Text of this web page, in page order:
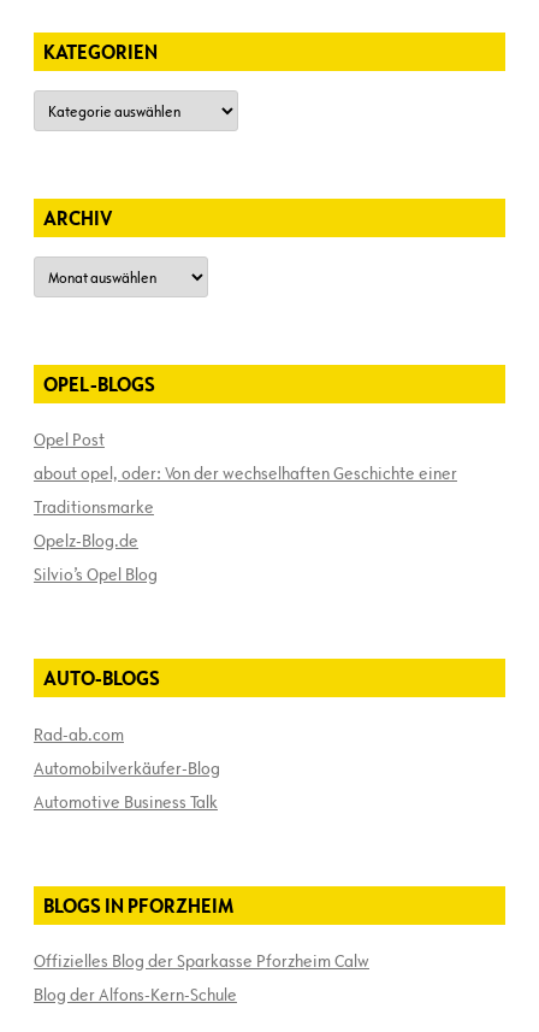
KATEGORIEN
Kategorien
ARCHIV
Archiv
OPEL-BLOGS
Opel Post
about opel, oder: Von der wechselhaften Geschichte einer
Traditionsmarke
Opelz-Blog.de
Silvio’s Opel Blog
AUTO-BLOGS
Rad-ab.com
Automobilverkäufer-Blog
Automotive Business Talk
BLOGS IN PFORZHEIM
Offizielles Blog der Sparkasse Pforzheim Calw
Blog der Alfons-Kern-Schule